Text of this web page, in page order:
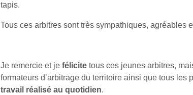
tapis.
Tous ces arbitres sont très sympathiques, agréables
Je remercie et je félicite tous ces jeunes arbitres,
formateurs d’arbitrage du territoire ainsi que tous les
travail réalisé au quotidien.